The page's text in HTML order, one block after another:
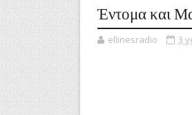
Έντομα και
ellinesradio 3